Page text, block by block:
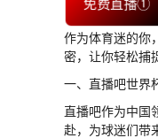
免费直播①
作为体育迷的你
密，让你轻松捕
一、直播吧世界
直播吧作为中国
赴，为球迷们带